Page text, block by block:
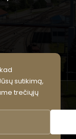
sutikimą,
trečiųjų